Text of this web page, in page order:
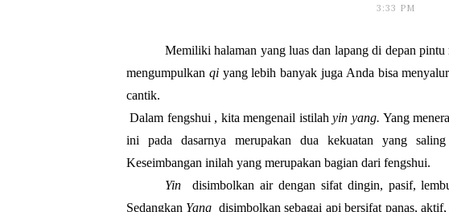
3:33 PM
Memiliki halaman yang luas dan lapang di depan
mengumpulkan qi yang lebih banyak juga Anda bisa
cantik.
Dalam fengshui , kita mengenail istilah yin yang. Yang
ini pada dasarnya merupakan dua kekuatan yang
Keseimbangan inilah yang merupakan bagian dari fengshui.
Yin
disimbolkan air dengan sifat dingin, pasif,
Sedangkan Yang disimbolkan sebagai api bersifat panas,